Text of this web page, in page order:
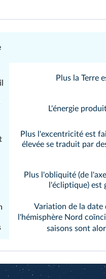
Plus la Terre
L'énergie
Plus l'excentricité est
élevée se traduit par
Plus l'obliquité (de
l'écliptique) est
Variation de la date
l'hémisphère Nord
saisons sont